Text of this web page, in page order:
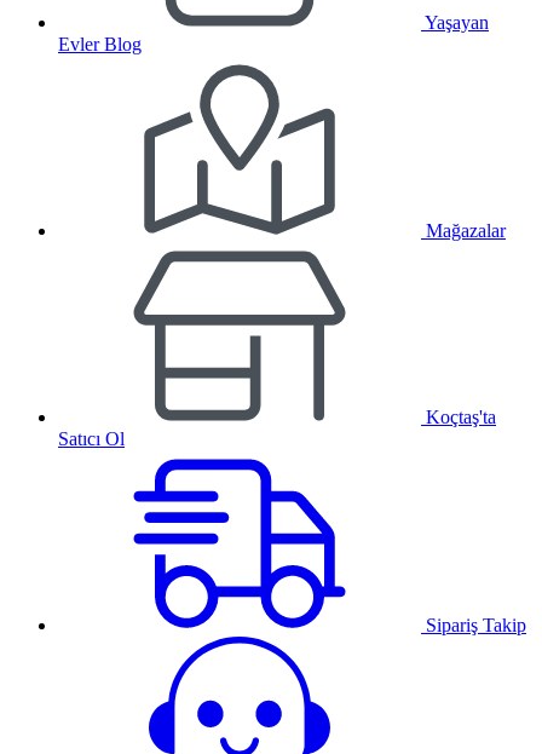
Yaşayan
Evler Blog
Mağazalar
Koçtaş'ta
Satıcı Ol
Sipariş Takip